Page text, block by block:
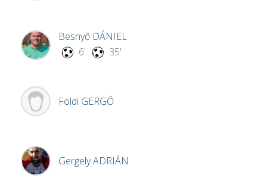
Besnyő DÁNIEL
6'
35'
Földi GERGŐ
GergelyADRIÁN